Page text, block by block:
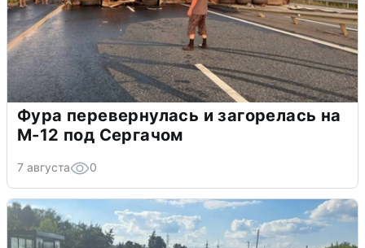
Фура перевернулась и загорелась на
М-12 под Сергачом
7 августа 0